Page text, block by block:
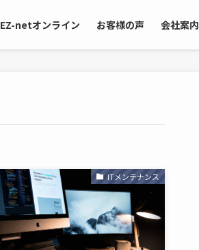
EZ-netオンライン お客様の声 会社案内
ITメンテナンス